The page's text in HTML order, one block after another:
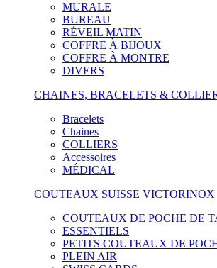
MURALE
BUREAU
RÉVEIL MATIN
COFFRE À BIJOUX
COFFRE À MONTRE
DIVERS
CHAINES, BRACELETS &
Bracelets
Chaines
COLLIERS
Accessoires
MÉDICAL
COUTEAUX SUISSE VICTORINOX
COUTEAUX DE POCHE DE
ESSENTIELS
PETITS COUTEAUX DE
PLEIN AIR